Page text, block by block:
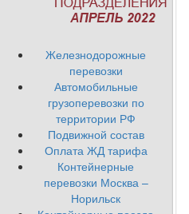
Железнодорожные
перевозки
Автомобильные
грузоперевозки по
территории РФ
Подвижной состав
Оплата ЖД тарифа
Контейнерные
перевозки Москва –
Норильск